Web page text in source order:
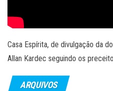
Casa Espírita, de divulgação da
Allan Kardec seguindo os
ARQUIVOS